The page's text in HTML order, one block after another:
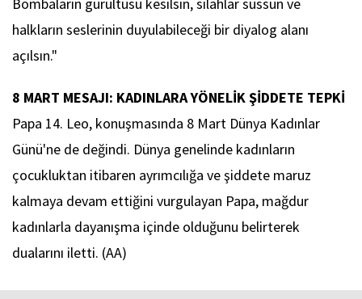
Bombaların gürültüsü kesilsin, silahlar sussun ve
halkların seslerinin duyulabileceği bir diyalog alanı
açılsın."
8 MART MESAJI: KADINLARA YÖNELİK ŞİDDETE TEPKİ
Papa 14. Leo, konuşmasında 8 Mart Dünya Kadınlar
Günü'ne de değindi. Dünya genelinde kadınların
çocukluktan itibaren ayrımcılığa ve şiddete maruz
kalmaya devam ettiğini vurgulayan Papa, mağdur
kadınlarla dayanışma içinde olduğunu belirterek
dualarını iletti. (AA)